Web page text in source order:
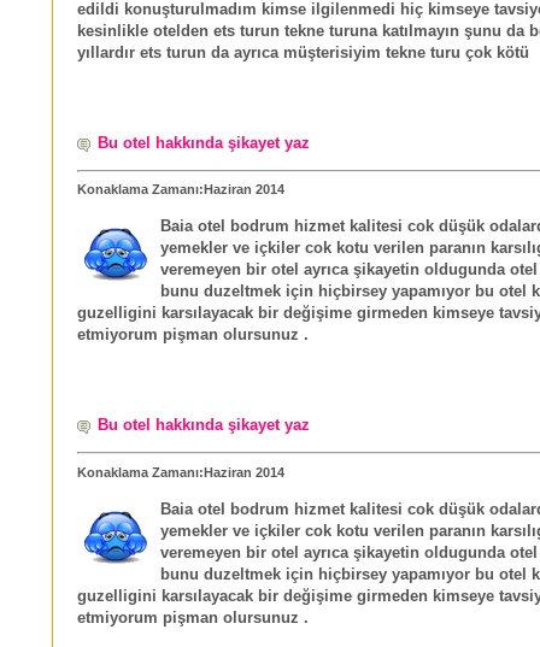
edildi konuşturulmadım kimse ilgilenmedi hiç kimseye
kesinlikle otelden ets turun tekne turuna katılmayın şunu da
yıllardır ets turun da ayrıca müşterisiyim tekne turu çok kötü
Bu otel hakkında şikayet yaz
Konaklama Zamanı:Haziran 2014
Baia otel bodrum hizmet kalitesi cok düşük
yemekler ve içkiler cok kotu verilen paranın
veremeyen bir otel ayrıca şikayetin oldugunda
bunu duzeltmek için hiçbirsey yapamıyor bu otel
guzelligini karsılayacak bir değişime girmeden kimseye
etmiyorum pişman olursunuz .
Bu otel hakkında şikayet yaz
Konaklama Zamanı:Haziran 2014
Baia otel bodrum hizmet kalitesi cok düşük
yemekler ve içkiler cok kotu verilen paranın
veremeyen bir otel ayrıca şikayetin oldugunda
bunu duzeltmek için hiçbirsey yapamıyor bu otel
guzelligini karsılayacak bir değişime girmeden kimseye
etmiyorum pişman olursunuz .